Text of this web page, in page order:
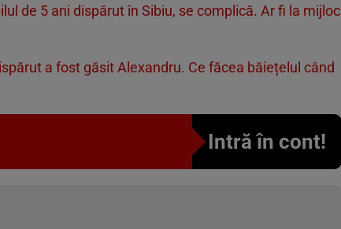
de 5 ani dispărut în Sibiu, se complică. Ar fi la mijloc
a fost găsit Alexandru. Ce făcea băiețelul când
Intră în cont!